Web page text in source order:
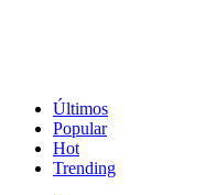
Últimos
Popular
Hot
Trending